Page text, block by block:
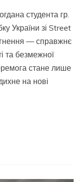
студента гр.
України зі Street
— справжнє
та безмежної
стане лише
на нові